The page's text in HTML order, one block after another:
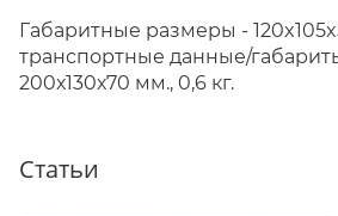
Габаритные размеры -
транспортные данные/
200х130х70 мм., 0,6 кг.
Статьи